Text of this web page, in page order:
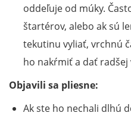
oddeľuje od múky.
štartérov, alebo ak sú
tekutinu vyliať, vrchnú
ho nakŕmiť a dať radšej
Objavili sa pliesne:
Ak ste ho nechali dlhú